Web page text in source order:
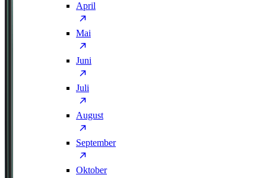
April
Mai
Juni
Juli
August
September
Oktober